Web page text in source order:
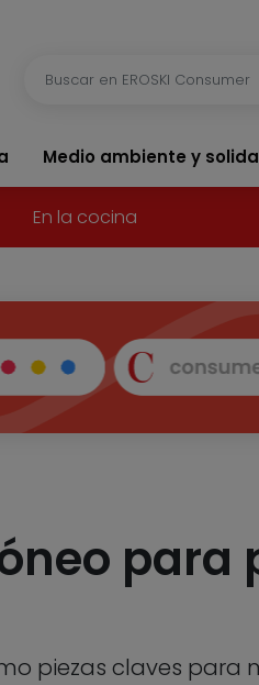
Medio ambiente y
En la cocina
para
piezas claves para